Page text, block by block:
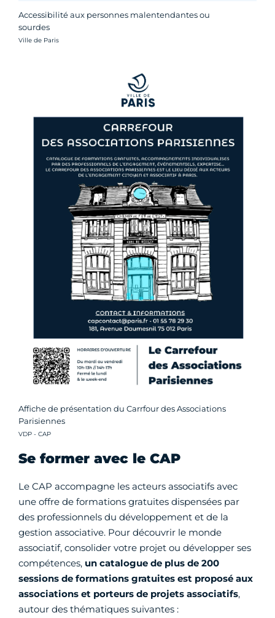
Accessibilité aux personnes malentendantes ou
sourdes
Crédit photo :
Ville de Paris
Affiche de présentation du Carrfour des Associations
Parisiennes
Crédit photo :
VDP - CAP
Se former avec le CAP
Le CAP accompagne les acteurs associatifs avec
une offre de formations gratuites dispensées par
des professionnels du développement et de la
gestion associative. Pour découvrir le monde
associatif, consolider votre projet ou développer ses
compétences, un catalogue de plus de 200
sessions de formations gratuites est proposé aux
associations et porteurs de projets associatifs,
autour des thématiques suivantes :